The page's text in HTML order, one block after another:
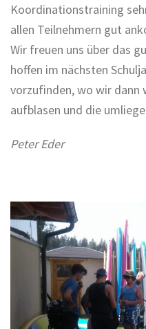
Koordinationstraining
allen Teilnehmern gut
Wir freuen uns über das
hoffen im nächsten
vorzufinden, wo wir dann
aufblasen und die
Peter Eder